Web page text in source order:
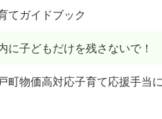
てガイドブック
に子どもだけを残さないで！
町物価高対応子育て応援手当